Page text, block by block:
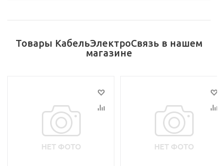
Товары КабельЭлектроСвязь в нашем
магазине